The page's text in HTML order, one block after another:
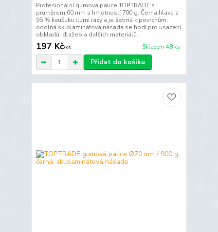
Profesionální gumová palice TOPTRADE s
průměrem 60 mm a hmotností 700 g. Černá hlava z
95 % kaučuku tlumí rázy a je šetrná k povrchům;
odolná sklolaminátová násada se hodí pro usazení
obkladů, dlažeb a dalších materiálů.
197 Kč/ks Skladem 48 ks
Přidat do košíku